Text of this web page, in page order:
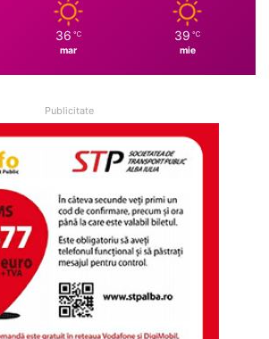
36 ℃
mar
39 ℃
mie
Publicitate